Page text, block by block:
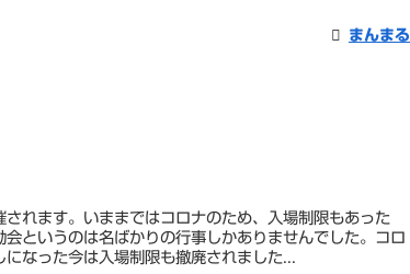
まんまる
れます。いままではコロナのため、入場制限もあった
というのは名ばかりの行事しかありませんでした。コロ
なった今は入場制限も撤廃されました...